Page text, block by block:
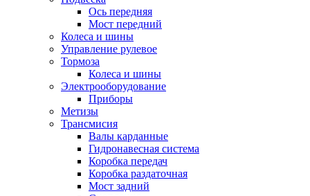
Ось передняя
Мост передний
Колеса и шины
Управление рулевое
Тормоза
Колеса и шины
Электрооборудование
Приборы
Метизы
Трансмисия
Валы карданные
Гидронавесная система
Коробка передач
Коробка раздаточная
Мост задний